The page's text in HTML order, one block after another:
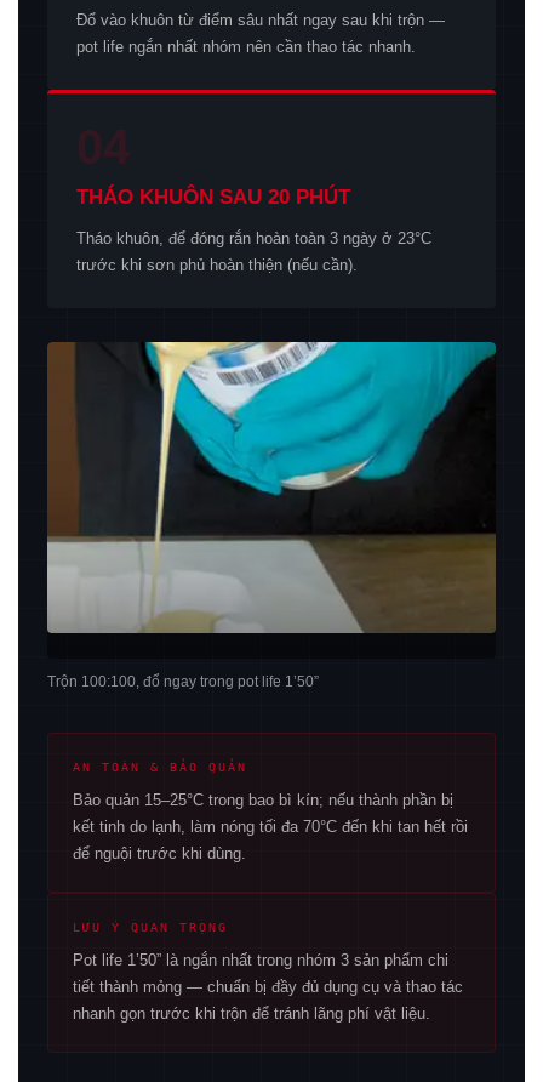
Đổ vào khuôn từ điểm sâu nhất ngay sau khi trộn —
pot life ngắn nhất nhóm nên cần thao tác nhanh.
04
THÁO KHUÔN SAU 20 PHÚT
Tháo khuôn, để đóng rắn hoàn toàn 3 ngày ở 23°C
trước khi sơn phủ hoàn thiện (nếu cần).
Trộn 100:100, đổ ngay trong pot life 1’50”
AN TOÀN & BẢO QUẢN
Bảo quản 15–25°C trong bao bì kín; nếu thành phần bị
kết tinh do lạnh, làm nóng tối đa 70°C đến khi tan hết rồi
để nguội trước khi dùng.
LƯU Ý QUAN TRỌNG
Pot life 1’50” là ngắn nhất trong nhóm 3 sản phẩm chi
tiết thành mỏng — chuẩn bị đầy đủ dụng cụ và thao tác
nhanh gọn trước khi trộn để tránh lãng phí vật liệu.